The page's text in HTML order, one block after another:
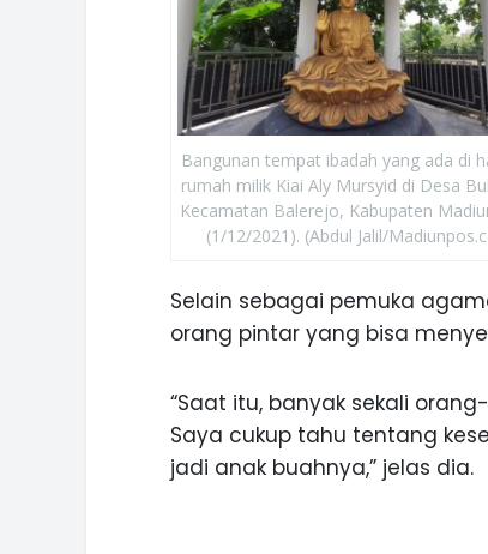
Bangunan tempat ibadah yang ada di
rumah milik Kiai Aly Mursyid di Desa
Kecamatan Balerejo, Kabupaten
(1/12/2021). (Abdul Jalil/
Selain sebagai pemuka
orang pintar yang bisa
“Saat itu, banyak sekali
Saya cukup tahu tentang
jadi anak buahnya,” jelas dia.